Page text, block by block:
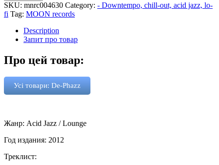
SKU: mnrc004630 Category: - Downtempo, chill-out, acid jazz, lo-
fi Tag: MOON records
Description
Запит про товар
Про цей товар:
Усі товари: De-Phazz
Жанр: Acid Jazz / Lounge
Год издания: 2012
Треклист: